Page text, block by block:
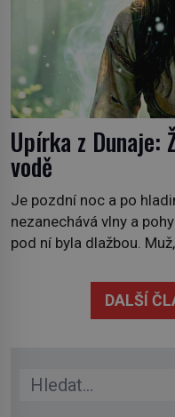
Upírka z Dunaje:
vodě
Je pozdní noc a po
nezanechává vlny a
pod ní byla dlažbou.
mrtvá celé století.
Srbsku má s upíry
DALŠÍ